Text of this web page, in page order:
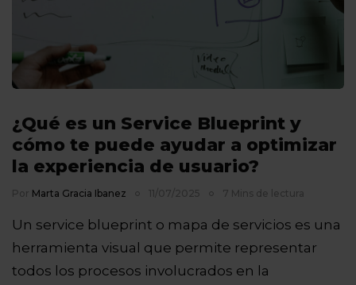
¿Qué es un Service Blueprint y
cómo te puede ayudar a optimizar
la experiencia de usuario?
Por Marta Gracia Ibanez 11/07/2025 7 Mins de lectura
Un service blueprint o mapa de servicios es una
herramienta visual que permite representar
todos los procesos involucrados en la